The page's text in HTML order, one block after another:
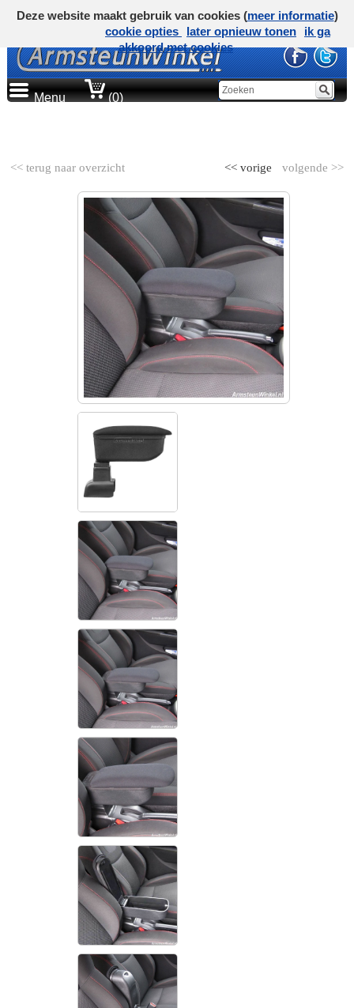
Menu (0)
<< terug naar overzicht volgende >>
<< vorige
Deze website maakt gebruik van cookies (meer informatie)
cookie opties
later opnieuw tonen
ik ga
akkoord met cookies